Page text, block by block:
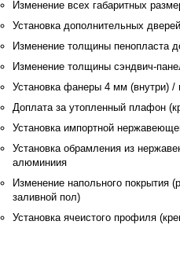
Изменение всех габаритных
Установка дополнительных
Изменение толщины пенопласта
Изменение толщины сэндвич-
Установка фанеры 4 мм (внутри) /
Доплата за утопленный плафон
Установка импортной
Установка обрамления из
алюминиия
Изменение напольного
заливной пол)
Установка ячеистого профиля